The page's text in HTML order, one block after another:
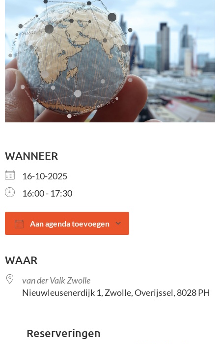
WANNEER
16-10-2025
16:00 - 17:30
Aan agenda toevoegen
WAAR
van der Valk Zwolle
Nieuwleusenerdijk 1, Zwolle, Overijssel, 8028 PH
Reserveringen